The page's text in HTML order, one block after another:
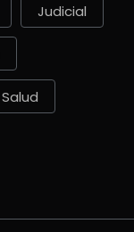
Judicial
Salud